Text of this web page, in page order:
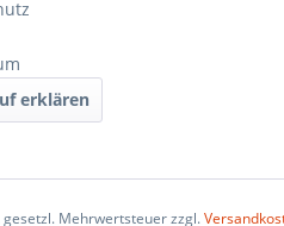
erklären
Mehrwertsteuer zzgl.